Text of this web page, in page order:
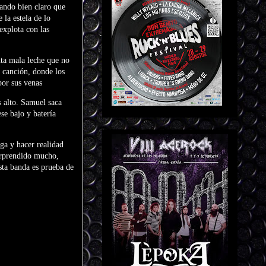
bien claro que
la estela de lo
con las
mala leche que no
canción, donde los
sus venas
alto. Samuel saca
bajo y batería
y hacer realidad
mucho,
banda es prueba de